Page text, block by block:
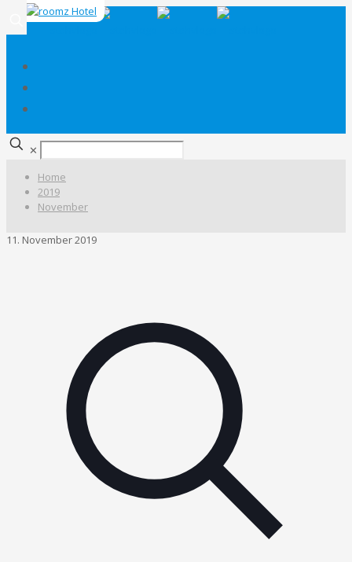
✕
Home
2019
November
11. November 2019